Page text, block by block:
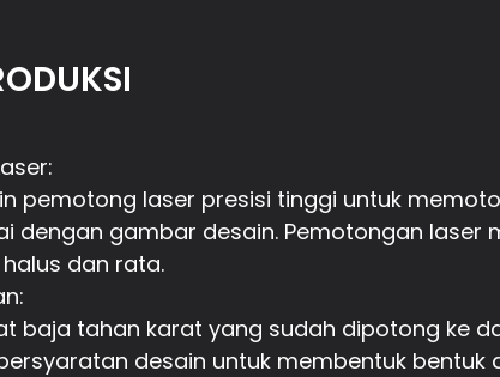
pemotong laser presisi tinggi untuk
dengan gambar desain. Pemotongan
dan rata.
baja tahan karat yang sudah dipotong ke
desain untuk membentuk